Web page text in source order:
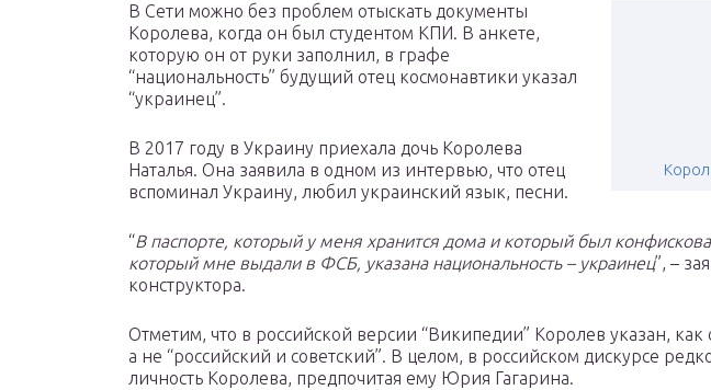
В Сети можно без проблем отыскать документы
Королева, когда он был студентом КПИ. В анкете,
которую он от руки заполнил, в графе
“национальность” будущий отец космонавтики указал
“украинец”.
В 2017 году в Украину приехала дочь Королева
Наталья. Она заявила в одном из интервью, что отец
вспоминал Украину, любил украинский язык, песни.
“В паспорте, который у меня хранится дома и который был
который мне выдали в ФСБ, указана национальность – украинец”, –
конструктора.
Отметим, что в российской версии “Википедии” Королев указан, как
а не “российский и советский”. В целом, в российском дискурсе
личность Королева, предпочитая ему Юрия Гагарина.